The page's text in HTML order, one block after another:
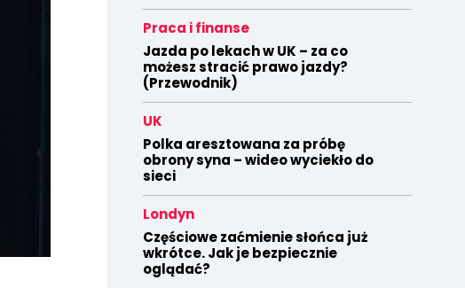
Praca i finanse
Jazda po lekach w UK – za co
możesz stracić prawo jazdy?
(Przewodnik)
UK
Polka aresztowana za próbę
obrony syna – wideo wyciekło do
sieci
Londyn
Częściowe zaćmienie słońca już
wkrótce. Jak je bezpiecznie
oglądać?